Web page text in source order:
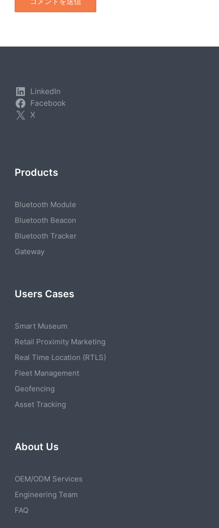
LinkedIn
Facebook
X
Products
Bluetooth Module
Bluetooth Beacon
Bluetooth Tracker
Gateway
Users Cases
Smart Museum
Retail Proximity Marketing
Real Time Location (RTLS)
Fleet Management
Geofencing
Asset Tracking
About Us
OEM/ODM Services
Engineering Team
FAQ